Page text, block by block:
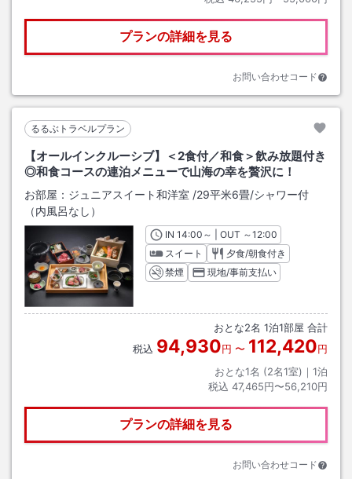
プランの詳細を見る
お問い合わせコード
るるぶトラベルプラン
【オールインクルーシブ】＜2食付／和食＞飲み放題付き
◎和食コースの連泊メニューで山海の幸を贅沢に！
お部屋： ジュニアスイート和洋室 /29平米6畳/シャワー付
（内風呂なし）
INチェックイン
14:00 ～ | OUT チェックアウト
～12:00
スイート
夕食/朝食付き
禁煙
現地/事前支払い
おとな2名 1泊1部屋 合計
税込 94,930円 〜 112,420円
おとな1名 (2名1室)｜ 1泊
税込 47,465円〜56,210円
プランの詳細を見る
お問い合わせコード